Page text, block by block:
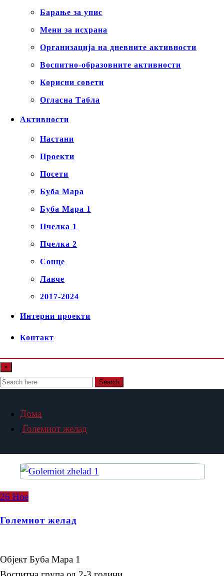
Барање за упис
Мени за исхрана
Организација на дневните активности
Воспитно-образовните активности
Корисни совети
Огласна Табла
Активности
Настани
Проекти
Посети
Буба Мара
Буба Мара 1
Пчелка 1
Пчелка 2
Сонце
Лавче
2017-2024
Интерни проекти
Контакт
×
Search
Дома
Големиот желад
26 Ное
Големиот желад
Објект Буба Мара 1